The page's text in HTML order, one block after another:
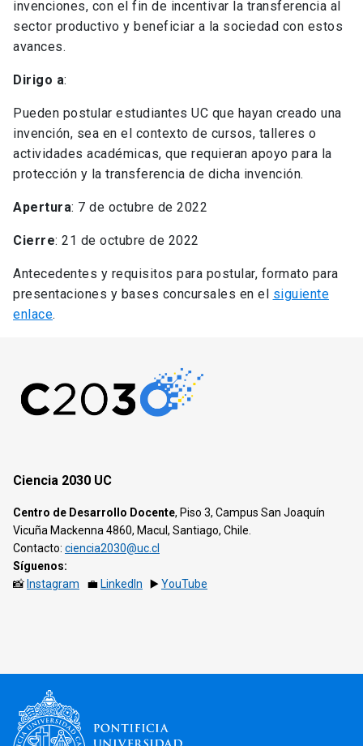
invenciones, con el fin de incentivar la transferencia al
sector productivo y beneficiar a la sociedad con estos
avances.
Dirigo a:
Pueden postular estudiantes UC que hayan creado una
invención, sea en el contexto de cursos, talleres o
actividades académicas, que requieran apoyo para la
protección y la transferencia de dicha invención.
Apertura: 7 de octubre de 2022
Cierre: 21 de octubre de 2022
Antecedentes y requisitos para postular, formato para
presentaciones y bases concursales en el siguiente
enlace.
Ciencia 2030 UC
Centro de Desarrollo Docente, Piso 3, Campus San Joaquín
Vicuña Mackenna 4860, Macul, Santiago, Chile.
Contacto: ciencia2030@uc.cl
Síguenos:
📸 Instagram 💼 LinkedIn ▶️YouTube